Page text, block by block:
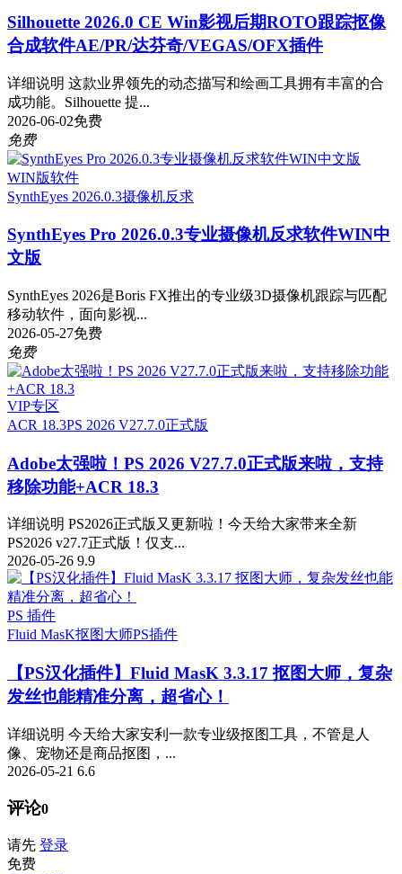
Silhouette 2026.0 CE Win影视后期ROTO跟踪抠像
合成软件AE/PR/达芬奇/VEGAS/OFX插件
详细说明 这款业界领先的动态描写和绘画工具拥有丰富的合
成功能。Silhouette 提...
2026-06-02免费
免费
WIN版软件
SynthEyes 2026.0.3摄像机反求
SynthEyes Pro 2026.0.3专业摄像机反求软件WIN中
文版
SynthEyes 2026是Boris FX推出的专业级3D摄像机跟踪与匹配
移动软件，面向影视...
2026-05-27免费
免费
VIP专区
ACR 18.3PS 2026 V27.7.0正式版
Adobe太强啦！PS 2026 V27.7.0正式版来啦，支持
移除功能+ACR 18.3
详细说明 PS2026正式版又更新啦！今天给大家带来全新
PS2026 v27.7正式版！仅支...
2026-05-26 9.9
PS 插件
Fluid MasK抠图大师PS插件
【PS汉化插件】Fluid MasK 3.3.17 抠图大师，复杂
发丝也能精准分离，超省心！
详细说明 今天给大家安利一款专业级抠图工具，不管是人
像、宠物还是商品抠图，...
2026-05-21 6.6
评论0
请先 登录
免费